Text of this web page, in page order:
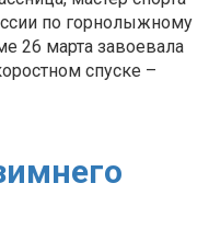
по горнолыжному
26 марта завоевала
спуске –